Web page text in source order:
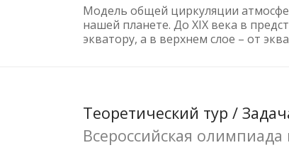
Модель общей циркуляции
нашей планете. До XIX века в
экватору, а в верхнем слое – от
Теоретический тур /
Всероссийская